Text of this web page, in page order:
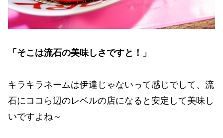
「そこは流石の美味しさですと！」
キラキラネームは伊達じゃないって感じでして、流
石にココら辺のレベルの店になると安定して美味し
いですよね～